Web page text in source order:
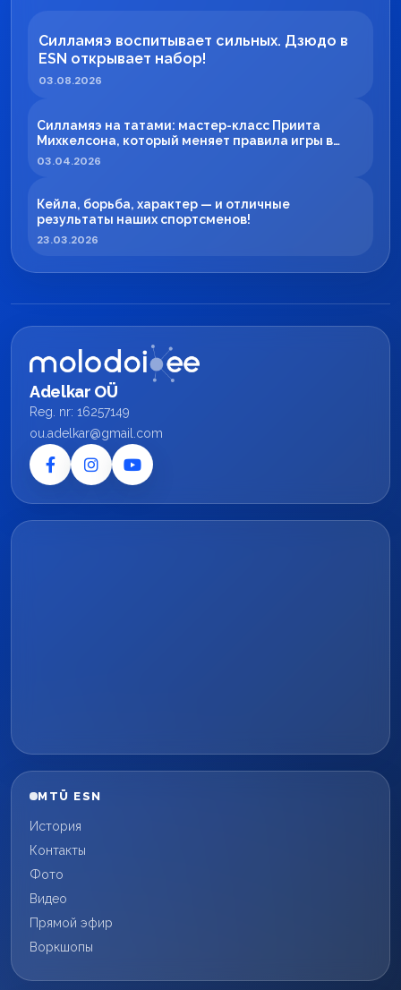
Силламяэ воспитывает сильных. Дзюдо в
ESN открывает набор!
03.08.2026
Силламяэ на татами: мастер-класс Приита
Михкелсона, который меняет правила игры в
регионе
03.04.2026
Кейла, борьба, характер — и отличные
результаты наших спортсменов!
23.03.2026
Adelkar OÜ
Reg. nr: 16257149
ou.adelkar@gmail.com
MTÜ ESN
История
Контакты
Фото
Видео
Прямой эфир
Воркшопы